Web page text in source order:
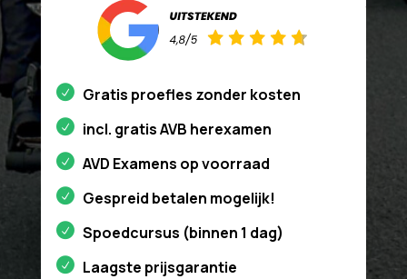
Gratis proefles zonder kosten
incl. gratis AVB herexamen
AVD Examens op voorraad
Gespreid betalen mogelijk!
Spoedcursus (binnen 1 dag)
Laagste prijsgarantie